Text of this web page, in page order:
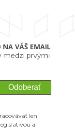
NA VÁŠ EMAIL
medzi prvými
Odoberať
len
a